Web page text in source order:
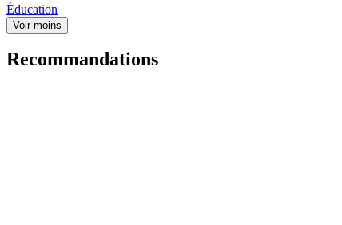
Éducation
Voir moins
Recommandations